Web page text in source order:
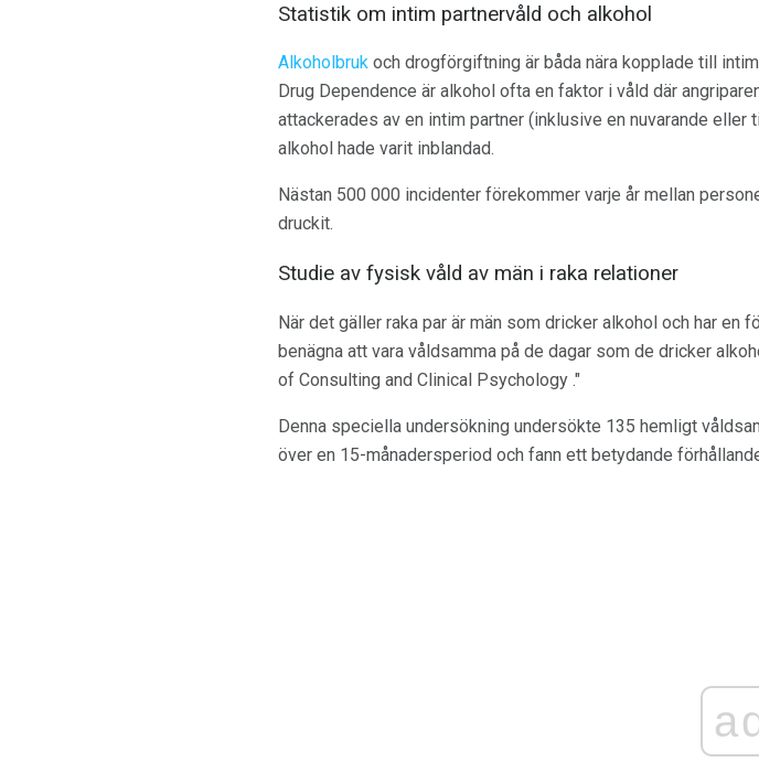
Statistik om intim partnervåld och alkohol
Alkoholbruk och drogförgiftning är båda nära kopplade till
Drug Dependence är alkohol ofta en faktor i våld där
attackerades av en intim partner (inklusive en nuvarande
alkohol hade varit inblandad.
Nästan 500 000 incidenter förekommer varje år mellan
druckit.
Studie av fysisk våld av män i raka relationer
När det gäller raka par är män som dricker alkohol och har
benägna att vara våldsamma på de dagar som de dricker
of Consulting and Clinical Psychology ."
Denna speciella undersökning undersökte 135 hemligt
över en 15-månadersperiod och fann ett betydande